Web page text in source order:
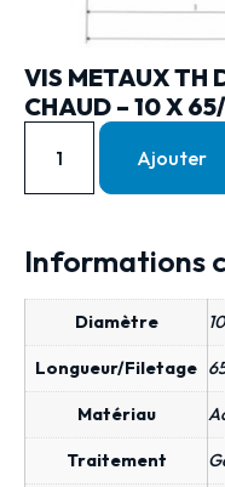
VIS METAUX TH
CHAUD – 10 X
Ajouter
Informations
Diamètre 10
Longueur/Filetage
Matériau
Traitement